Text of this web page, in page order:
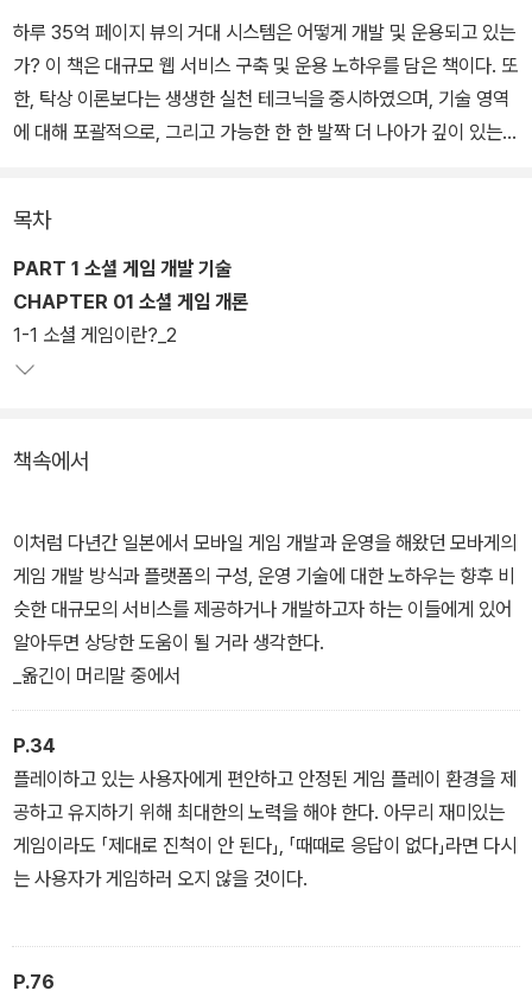
하루 35억 페이지 뷰의 거대 시스템은 어떻게 개발 및 운용되고 있는
가? 이 책은 대규모 웹 서비스 구축 및 운용 노하우를 담은 책이다. 또
한, 탁상 이론보다는 생생한 실천 테크닉을 중시하였으며, 기술 영역
에 대해 포괄적으로, 그리고 가능한 한 한 발짝 더 나아가 깊이 있는
목차
PART 1 소셜 게임 개발 기술
CHAPTER 01 소셜 게임 개론
1-1 소셜 게임이란?_2
책속에서
이처럼 다년간 일본에서 모바일 게임 개발과 운영을 해왔던 모바게의
게임 개발 방식과 플랫폼의 구성, 운영 기술에 대한 노하우는 향후 비
슷한 대규모의 서비스를 제공하거나 개발하고자 하는 이들에게 있어
알아두면 상당한 도움이 될 거라 생각한다.
_옮긴이 머리말 중에서
P.34
플레이하고 있는 사용자에게 편안하고 안정된 게임 플레이 환경을 제
공하고 유지하기 위해 최대한의 노력을 해야 한다. 아무리 재미있는
게임이라도 「제대로 진척이 안 된다」, 「때때로 응답이 없다」라면 다시
는 사용자가 게임하러 오지 않을 것이다.
P.76